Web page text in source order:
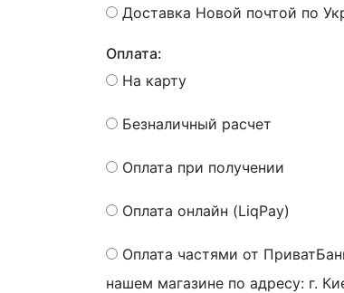
Доставка Новой почтой по
Оплата:
На карту
Безналичный расчет
Оплата при получении
Оплата онлайн (LiqPay)
Оплата частями от
нашем магазине по адресу: г.